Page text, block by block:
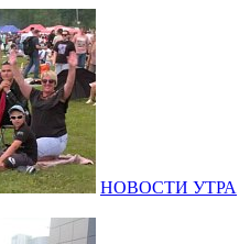
НОВОСТИ УТРА